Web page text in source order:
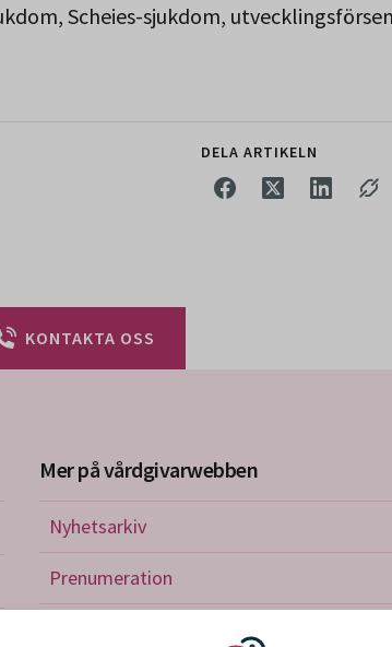
Scheies-sjukdom,
DELA ARTIKELN
KONTAKTA OSS
Mer på vårdgivarwebben
Nyhetsarkiv
Prenumeration